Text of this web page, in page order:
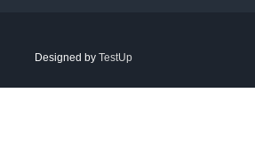
Designed by TestUp